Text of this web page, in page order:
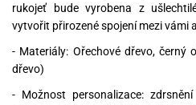
rukojeť bude vyrobena z
vytvořit přirozené spojení mezi vámi
- Materiály: Ořechové dřevo, černý
dřevo)
- Možnost personalizace: